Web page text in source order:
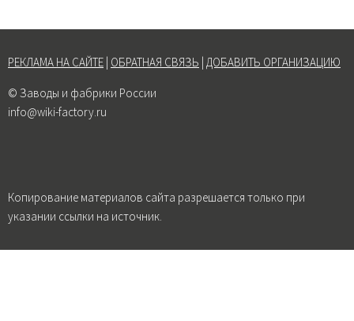
РЕКЛАМА НА САЙТЕ ОБРАТНАЯ СВЯЗЬ ДОБАВИТЬ ОРГАНИЗАЦИЮ
© Заводы и фабрики России
info@wiki-factory.ru
Копирование материалов сайта разрешается только при
указании ссылки на источник.